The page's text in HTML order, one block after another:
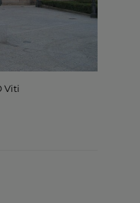
Viti